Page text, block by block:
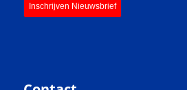
Inschrijven Nieuwsbrief